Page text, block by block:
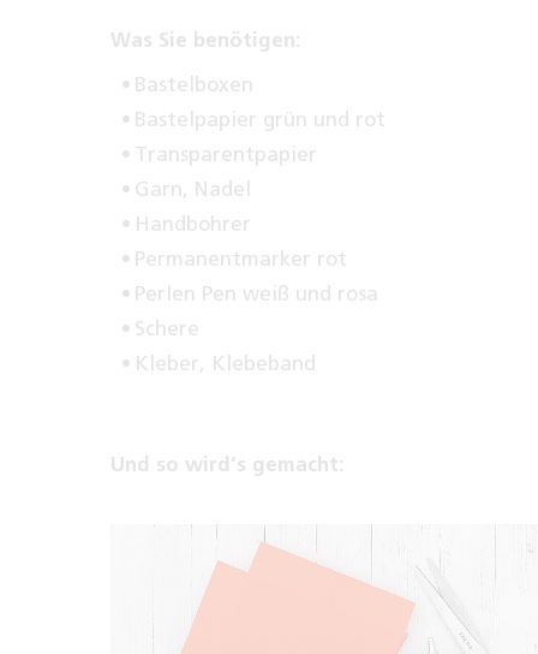
Was Sie benötigen:
Bastelboxen
Bastelpapier grün und rot
Transparentpapier
Garn, Nadel
Handbohrer
Permanentmarker rot
Perlen Pen weiß und rosa
Schere
Kleber, Klebeband
Und so wird’s gemacht: